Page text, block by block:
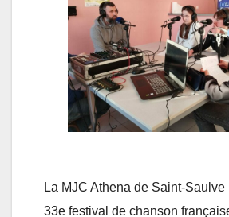
La MJC Athena de Saint-Saulve
33e festival de chanson